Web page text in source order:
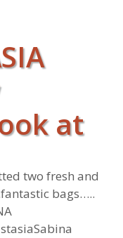
at
two fresh and
bags…..